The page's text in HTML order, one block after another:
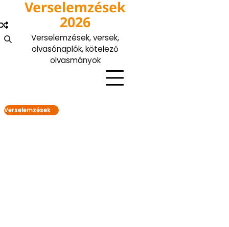
content
Verselemzések
2026
Verselemzések, versek,
olvasónaplók, kötelező
olvasmányok
Verselemzések